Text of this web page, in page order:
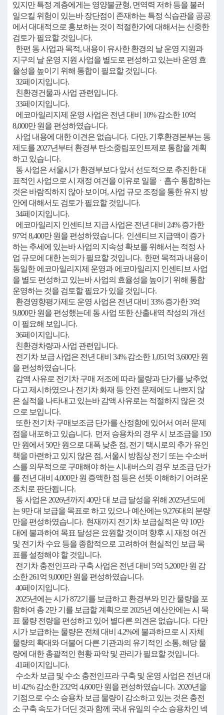
있지만 특정 계층에게는 영양불균형, 면역력 저하 등을 불러
일으킬 위험이 있는바 장단점이 존재하는 특정 식습관을 공공
에서 대대적으로 홍보하는 것이 적절한가에 대해서는 신중한
검토가 필요할 것입니다.
한편 동 사업과 목적, 내용이 유사한 환경의 날 운영 지원과
지구의 날 운영 지원 사업을 별도로 편성하고 있는바 운영 효
율성을 높이기 위해 통합이 필요할 것입니다.
32페이지입니다.
친환경건물과 사업 관련입니다.
33페이지입니다.
에코마일리지제 운영 사업은 전년 대비 10% 감소한 10억
8,000만 원을 편성하였습니다.
사업 내용에 대한 이견은 없습니다. 다만, 기후환경본부는 동
제도를 2027년부터 환경부 탄소중립포인트제로 통합을 계획
하고 있습니다.
동 사업은 서울시가 환경부보다 앞서 선도적으로 추진한 대
표적인 사업으로 시 재정 여건을 이유로 일몰ㆍ흡수 통합하는
것은 바람직하지 않아 보이며, 사업 규모 조정을 통한 유지 방
안에 대해서도 검토가 필요할 것입니다.
34페이지입니다.
에코마일리지 인센티브 지급 사업은 전년 대비 24% 증가한
97억 8,400만 원을 편성하였습니다. 인센티브 지급액이 증가
하는 추세에 있는바 사업의 지속성 확보를 위해서는 적정 사
업 규모에 대한 논의가 필요할 것입니다. 한편 목적과 내용이
동일한 에코마일리지제 운영과 에코마일리지 인센티브 사업
을 별도 편성하고 있는바 사업의 효율성을 높이기 위해 통합
운영하는 것을 검토할 필요가 있을 것입니다.
환경영향평가제도 운영 사업은 전년 대비 33% 증가한 3억
9,800만 원을 편성했는데 동 사업 또한 산출내역 작성의 개선
이 필요해 보입니다.
36페이지입니다.
친환경차량과 사업 관련입니다.
전기차 보급 사업은 전년 대비 34% 감소한 1,051억 3,600만 원
을 편성하였습니다.
감액 사유로 전기차 구매 저조에 따라 물량과 단가를 낮추었
다고 제시하였으나 전기차 화재 등 안전 문제에도 나쁘지 않
은 실적을 나타내고 있는바 감액 사유로는 적절하지 않은 것
으로 보입니다.
또한 전기차 구매보조금 단가를 산정함에 있어서 여러 문제
점을 내포하고 있습니다. 먼저 승용차의 경우 시 보조금을 150
만 원에서 50만 원으로 대폭 낮춘 점, 전기 택시로의 추가 유인
책을 마련하고 있지 않은 점, 서울시 방침상 전기 또는 수소버
스를 의무적으로 구매해야 하는 시내버스의 경우 보조금 단가
를 전년 대비 4,000만 원 증액한 점 등은 선뜻 이해하기 어려운
조치로 판단됩니다.
동 사업은 2026년까지 40만 대 보급 달성을 위해 2025년도에
는 9만 대 보급을 목표로 하고 있으나 예산에는 9,276대의 분량
만을 편성하였습니다. 현재까지 전기차 보급실적은 약 10만
대에 불과하여 목표 달성은 요원할 것이며 향후 시 재정 여건
및 전기차 수요 등을 종합적으로 고려하여 현실적인 보급 목
표를 설정해야 할 것입니다.
전기차 충전인프라 구축 사업은 전년 대비 5억 5,200만 원 감
소한 261억 9,000만 원을 편성하였습니다.
40페이지입니다.
2025년에는 시가 872기를 보급하고 환경부와 민간 물량을 포
함하여 총 2만 기를 보급할 계획으로 2025년 예산안에는 시 목
표 물량 전량을 편성하고 있어 별다른 의견은 없습니다. 다만
시가 보급하는 물량은 전체 대비 4.2%에 불과하므로 시 자체
물량의 확대와 더불어 다른 기관과의 유기적인 소통, 해당 물
량에 대한 총괄적인 현황 파악 및 관리가 필요할 것입니다.
41페이지입니다.
수소차 보급 및 수소 충전인프라 구축 및 운영 사업은 전년 대
비 42% 감소한 232억 4,600만 원을 편성하였습니다. 2020년을
기점으로 수소 승용차 보급 물량이 감소하고 있는 것은 충전
소 구축 속도가 더딘 것과 함께 국내 유일의 수소 승용차인 넥